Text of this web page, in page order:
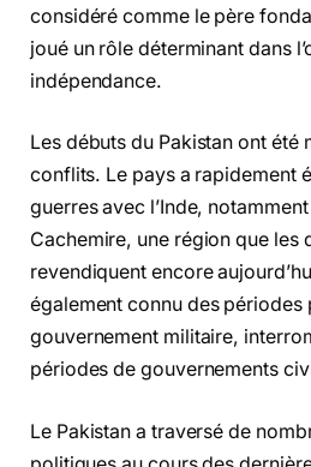
considéré comme le père
joué un rôle déterminant dans
indépendance.
Les débuts du Pakistan ont été
conflits. Le pays a rapidement
guerres avec l’Inde,
Cachemire, une région que les
revendiquent encore
également connu des périodes
gouvernement militaire,
périodes de gouvernements
Le Pakistan a traversé de